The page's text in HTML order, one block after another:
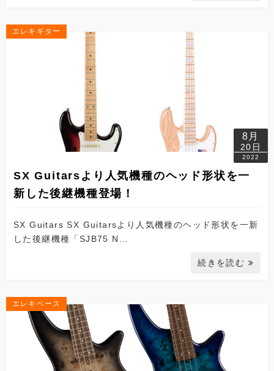
エレキギター
8月
20日
2022
SX Guitarsより人気機種のヘッド形状を一
新した後継機種登場！
SX Guitars SX Guitarsより人気機種のヘッド形状を一新
した後継機種「SJB75 N…
続きを読む
エレキベース